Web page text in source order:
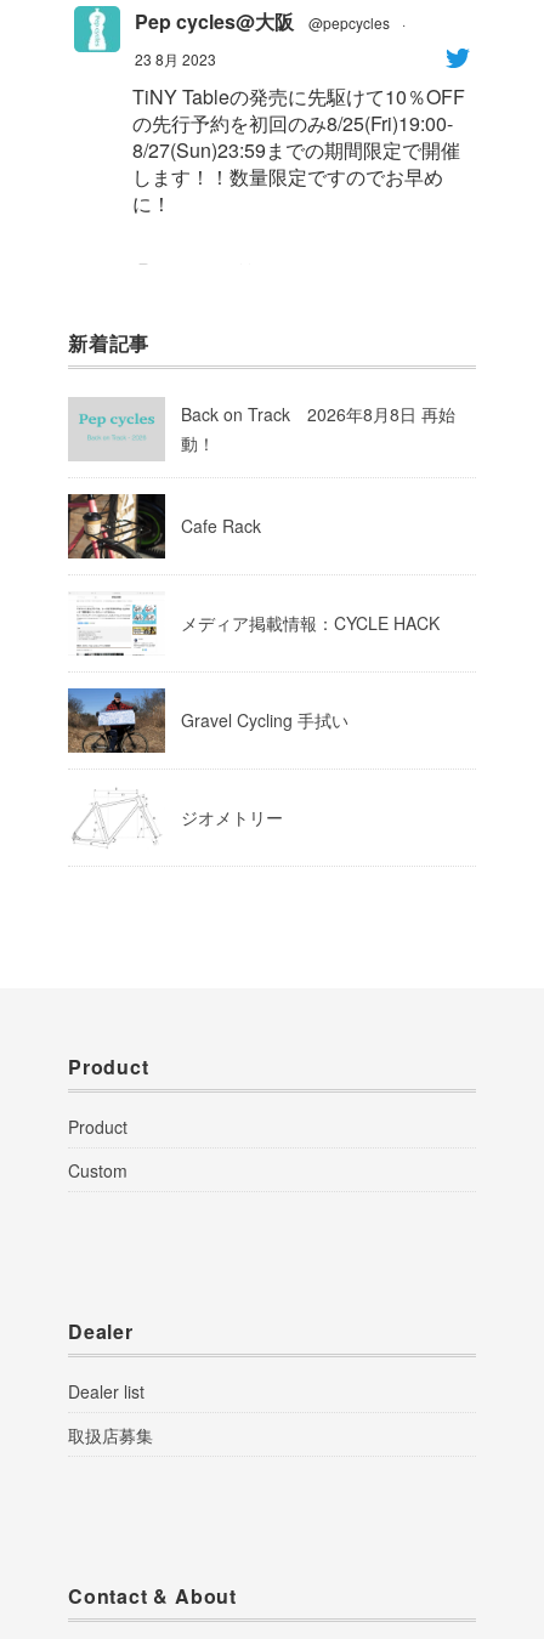
Pep cycles@大阪 @pepcycles
·
23 8月 2023
TiNY Tableの発売に先駆けて10％OFF
の先行予約を初回のみ8/25(Fri)19:00-
8/27(Sun)23:59までの期間限定で開催
します！！数量限定ですのでお早め
に！
Pep cycles@大阪
今週はお知らせがいっぱいあるのでチ
ェックしてて下さいね！
新着記事
Back on Track 2026年8月8日 再始
動！
Cafe Rack
メディア掲載情報：CYCLE HACK
Gravel Cycling 手拭い
ジオメトリー
Product
Product
Custom
Dealer
Dealer list
取扱店募集
Contact & About